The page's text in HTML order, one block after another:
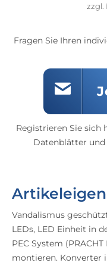
zzgl.
Fragen Sie Ihren
Registrieren Sie sich
Datenblätter und
Vandalismus
LEDs, LED Einheit in
PEC System (PRACHT
montieren. Konverter